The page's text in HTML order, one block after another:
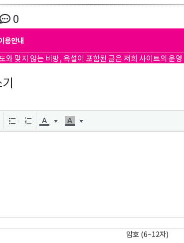
0
용안내
와 맞지 않는 비방, 욕설이 포함된 글은 저희 사이트의 운
암호 (6~12자)